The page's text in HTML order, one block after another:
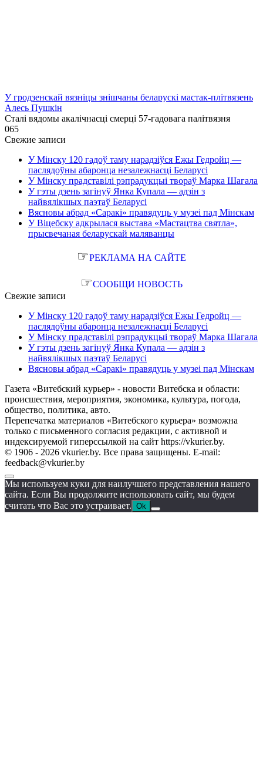
У гродзенскай вязніцы знішчаны беларускі мастак-плітвязень
Алесь Пушкін
Сталі вядомы акалічнасці смерці 57-гадовага палітвязня
065
Свежие записи
У Мінску 120 гадоў таму нарадзіўся Ежы Гедройц —
паслядоўны абаронца незалежнасці Беларусі
У Мінску прадставілі рэпрадукцыі твораў Марка Шагала
У гэты дзень загінуў Янка Купала — адзін з
найвялікшых паэтаў Беларусі
Вясновы абрад «Саракі» правядуць у музеі пад Мінскам
У Віцебску адкрылася выстава «Мастацтва святла»,
прысвечаная беларускай маляванцы
☞РЕКЛАМА НА САЙТЕ
☞СООБЩИ НОВОСТЬ
Свежие записи
У Мінску 120 гадоў таму нарадзіўся Ежы Гедройц —
паслядоўны абаронца незалежнасці Беларусі
У Мінску прадставілі рэпрадукцыі твораў Марка Шагала
У гэты дзень загінуў Янка Купала — адзін з
найвялікшых паэтаў Беларусі
Вясновы абрад «Саракі» правядуць у музеі пад Мінскам
Газета «Витебский курьер» - новости Витебска и области:
происшествия, мероприятия, экономика, культура, погода,
общество, политика, авто.
Перепечатка материалов «Витебского курьера» возможна
только с письменного согласия редакции, с активной и
индексируемой гиперссылкой на сайт https://vkurier.by.
© 1906 - 2026 vkurier.by. Все права защищены. E-mail:
feedback@vkurier.by
Мы используем куки для наилучшего представления нашего
сайта. Если Вы продолжите использовать сайт, мы будем
считать что Вас это устраивает. Ok